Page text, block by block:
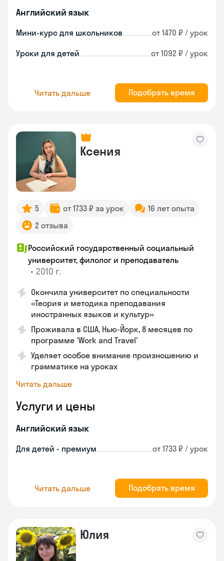
Английский язык
Мини-курс для школьников от 1470 ₽ / урок
Уроки для детей от 1092 ₽ / урок
Читать дальше Подобрать время
Ксения
5 от 1733 ₽ за урок
16 лет опыта
2 отзыва
Российский государственный социальный
университет, филолог и преподаватель
• 2010 г.
Окончила университет по специальности
«Теория и методика преподавания
иностранных языков и культур»
Проживала в США, Нью-Йорк, 8 месяцев по
программе 'Work and Travel'
Уделяет особое внимание произношению и
грамматике на уроках
Читать дальше
Услуги и цены
Английский язык
Для детей - премиум от 1733 ₽ / урок
Читать дальше Подобрать время
Юлия